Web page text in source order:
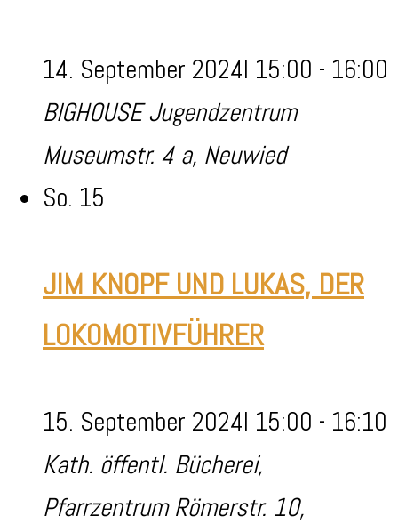
14. September 2024I 15:00 - 16:00
BIGHOUSE Jugendzentrum
Museumstr. 4 a, Neuwied
So. 15
JIM KNOPF UND LUKAS, DER
LOKOMOTIVFÜHRER
15. September 2024I 15:00 - 16:10
Kath. öffentl. Bücherei,
PfarrzentrumRömerstr. 10,